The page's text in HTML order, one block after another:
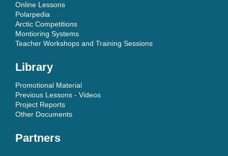
Online Lessons
Polarpedia
Arctic Competitions
Montioring Systems
Teacher Workshops and Training Sessions
Library
Promotional Material
Previous Lessons - Videos
Project Reports
Other Documents
Partners